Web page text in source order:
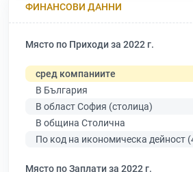
ФИНАНСОВИ ДАННИ
Място по Приходи за 2022 г.
сред компаниите
В България
В област София (столица)
В община Столична
По код на икономическа дейност
Място по Заплати за 2022 г.